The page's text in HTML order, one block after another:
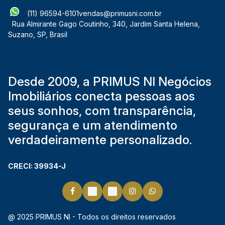
(11) 96594-6101vendas@primusni.com.br
Rua Almirante Gago Coutinho 340 Jardim Santa Helena
Suzano SP Brasil
Desde 2009, a PRIMUS NI Negócios
Imobiliários conecta pessoas aos
seus sonhos, com transparência,
segurança e um atendimento
verdadeiramente personalizado.
CRECI: 39934-J
@ 2025 PRIMUS NI - Todos os direitos reservados